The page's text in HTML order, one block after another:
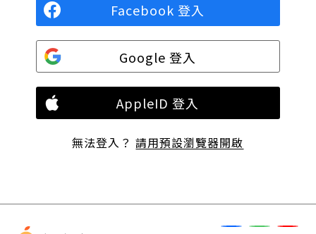
Facebook 登入
Google 登入
AppleID 登入
無法登入？請用預設瀏覽器開啟